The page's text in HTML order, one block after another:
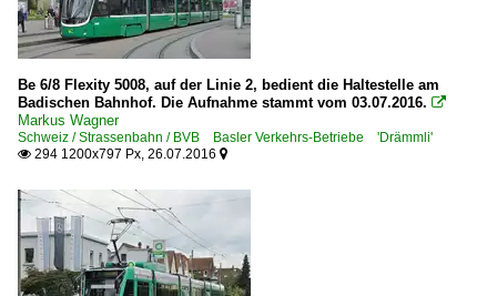
Be 6/8 Flexity 5008, auf der Linie 2, bedient die Haltestelle am
Badischen Bahnhof. Die Aufnahme stammt vom 03.07.2016. 
Markus Wagner
Schweiz / Strassenbahn / BVB Basler Verkehrs-Betriebe 'Drämmli'
 294 1200x797 Px, 26.07.2016 